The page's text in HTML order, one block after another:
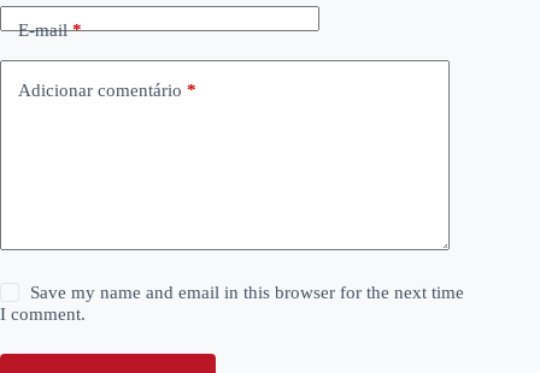
E-mail*
Adicionar comentário *
Save my name and email in this browser for the next time
I comment.